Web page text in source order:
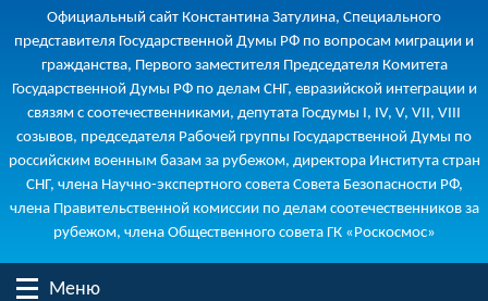
Официальный сайт Константина Затулина, Специального
представителя Государственной Думы РФ по вопросам миграции и
гражданства, Первого заместителя Председателя Комитета
Государственной Думы РФ по делам СНГ, евразийской интеграции и
связям с соотечественниками, депутата Госдумы I, IV, V, VII, VIII
созывов, председателя Рабочей группы Государственной Думы по
российским военным базам за рубежом, директора Института стран
СНГ, члена Научно-экспертного совета Совета Безопасности РФ,
члена Правительственной комиссии по делам соотечественников за
рубежом, члена Общественного совета ГК «Роскосмос»
Меню